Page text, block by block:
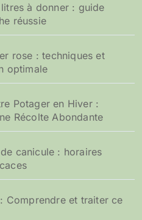
à donner : guide
réussie
rose : techniques et
optimale
Potager en Hiver :
Récolte Abondante
canicule : horaires
Comprendre et traiter ce